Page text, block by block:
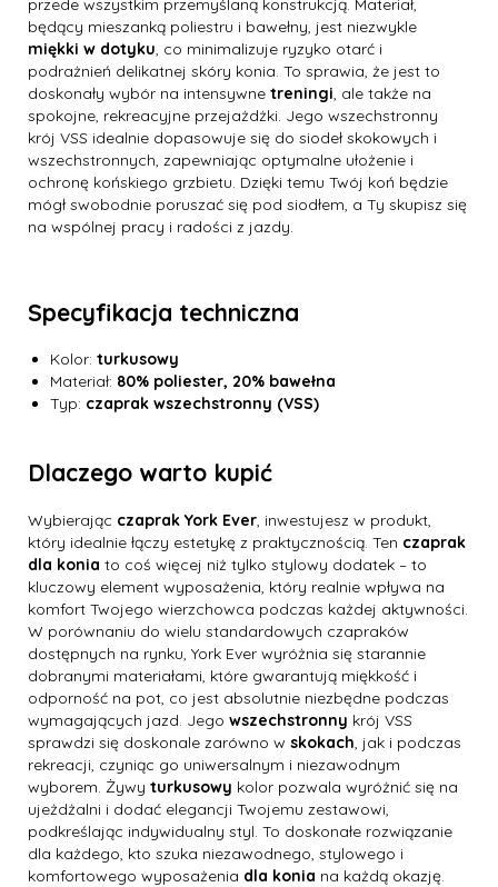
przede wszystkim przemyślaną konstrukcją. Materiał,
będący mieszanką poliestru i bawełny, jest niezwykle
miękki w dotyku, co minimalizuje ryzyko otarć i
podrażnień delikatnej skóry konia. To sprawia, że jest to
doskonały wybór na intensywne treningi, ale także na
spokojne, rekreacyjne przejażdżki. Jego wszechstronny
krój VSS idealnie dopasowuje się do siodeł skokowych i
wszechstronnych, zapewniając optymalne ułożenie i
ochronę końskiego grzbietu. Dzięki temu Twój koń będzie
mógł swobodnie poruszać się pod siodłem, a Ty skupisz się
na wspólnej pracy i radości z jazdy.
Specyfikacja techniczna
Kolor: turkusowy
Materiał: 80% poliester, 20% bawełna
Typ: czaprak wszechstronny (VSS)
Dlaczego warto kupić
Wybierając czaprak York Ever, inwestujesz w produkt,
który idealnie łączy estetykę z praktycznością. Ten czaprak
dla konia to coś więcej niż tylko stylowy dodatek – to
kluczowy element wyposażenia, który realnie wpływa na
komfort Twojego wierzchowca podczas każdej aktywności.
W porównaniu do wielu standardowych czapraków
dostępnych na rynku, York Ever wyróżnia się starannie
dobranymi materiałami, które gwarantują miękkość i
odporność na pot, co jest absolutnie niezbędne podczas
wymagających jazd. Jego wszechstronny krój VSS
sprawdzi się doskonale zarówno w skokach, jak i podczas
rekreacji, czyniąc go uniwersalnym i niezawodnym
wyborem. Żywy turkusowy kolor pozwala wyróżnić się na
ujeżdżalni i dodać elegancji Twojemu zestawowi,
podkreślając indywidualny styl. To doskonałe rozwiązanie
dla każdego, kto szuka niezawodnego, stylowego i
komfortowego wyposażenia dla konia na każdą okazję.